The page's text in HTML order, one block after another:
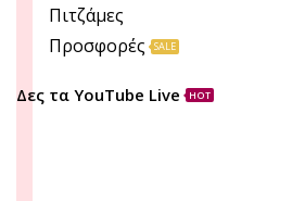
Πιτζάμες
Προσφορές
SALE
Δες τα YouTube Live HOT